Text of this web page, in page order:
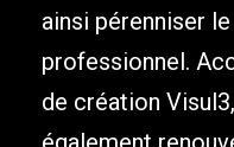
ainsi pérenniser
professionnel.
de création